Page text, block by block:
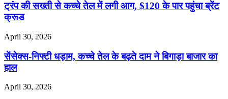
ट्रंप की सख्ती से कच्चे तेल में लगी आग, $120 के पार पहुंचा ब्रेंट
क्रूड
April 30, 2026
सेंसेक्स-निफ्टी धड़ाम, कच्चे तेल के बढ़ते दाम ने बिगाड़ा बाजार का
हाल
April 30, 2026